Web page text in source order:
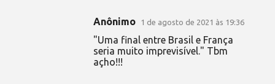
Anônimo 1 de agosto de 2021 às 19:36
"Uma final entre Brasil e França
seria muito imprevisível." Tbm
açho!!!